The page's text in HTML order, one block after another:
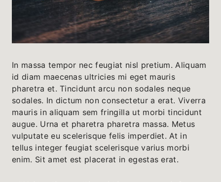
In massa tempor nec feugiat nisl pretium. Aliquam
id diam maecenas ultricies mi eget mauris
pharetra et. Tincidunt arcu non sodales neque
sodales. In dictum non consectetur a erat. Viverra
mauris in aliquam sem fringilla ut morbi tincidunt
augue. Urna et pharetra pharetra massa. Metus
vulputate eu scelerisque felis imperdiet. At in
tellus integer feugiat scelerisque varius morbi
enim. Sit amet est placerat in egestas erat.